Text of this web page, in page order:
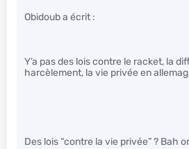
Obidoub a écrit :
Y’a pas des lois contre le racket, la
harcèlement, la vie privée en
Des lois “contre la vie privée” ? Bah